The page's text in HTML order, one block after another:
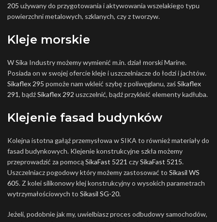
205 używany do przygotowania i aktywowania wszelakiego typu
powierzchni metalowych, szklanych, czy z tworzyw.
Kleje morskie
W Sika Industry możemy wymienić m.in. dział morski Marine.
Posiada on w swojej ofercie kleje i uszczelniacze do łodzi i jachtów.
Sikaflex 295 pomoże nam wkleić szybę z poliwęglanu, zaśSikaflex
291, bądźSikaflex 292 uszczelnić, bądź przykleić elementy kadłuba.
Klejenie fasad budynków
Kolejna istotna gałąź przemysłowa w SIKA to również materiały do
fasad budynkowych. Klejenie konstrukcyjne szkła możemy
przeprowadzić za pomocąSikaFast 5221 czySikaFast 5215.
Uszczelniacz pogodowy który możemy zastosować to Sikasil WS
605. Z kolei silikonowy klej konstrukcyjny o wysokich parametrach
wytrzymałościowych to Sikasil SG-20.
Jeżeli, podobnie jak my, uwielbiasz proces odbudowy samochodów,